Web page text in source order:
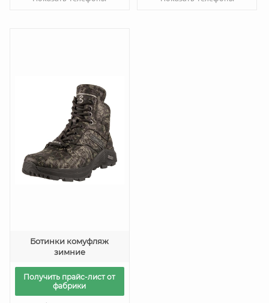
Ботинки комуфляж
зимние
Получить прайс-лист от
фабрики